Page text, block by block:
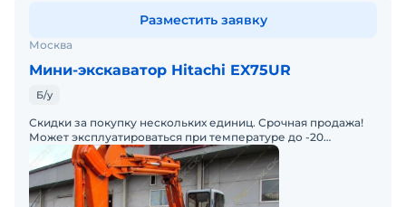
Москва
Мини-экскаватор Hitachi EX75UR
Б/у
Скидки за покупку нескольких единиц. Срочная продажа!
Может эксплуатироваться при температуре до -20
градусов С.
Разместить заявку